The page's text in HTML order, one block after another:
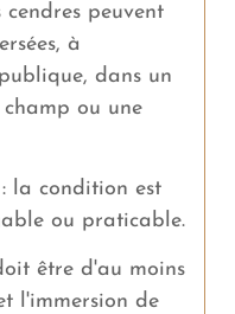
cendres peuvent
à
dans un
ou une
: la condition est
ou praticable.
être d'au moins
l'immersion de